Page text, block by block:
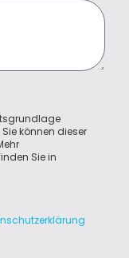
Sie können dieser
Sie in